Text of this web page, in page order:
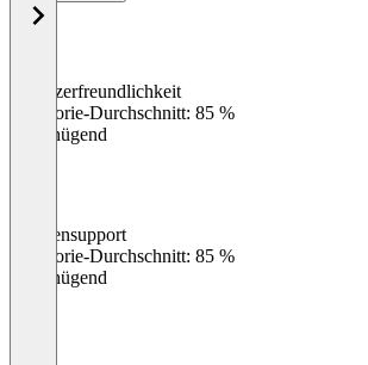
Benutzerfreundlichkeit
Kategorie-Durchschnitt: 85 %
Ungenügend
Kundensupport
Kategorie-Durchschnitt: 85 %
Ungenügend